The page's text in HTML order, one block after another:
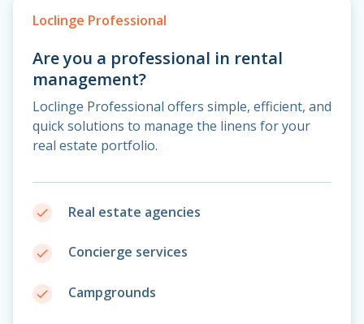
Loclinge Professional
Are you a professional in rental
management?
Loclinge Professional offers simple, efficient, and
quick solutions to manage the linens for your
real estate portfolio.
done Real estate agencies
done Concierge services
done Campgrounds